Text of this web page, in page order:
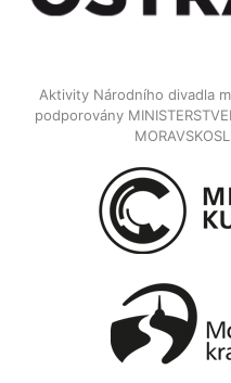
Aktivity Národního divadla
podporovány